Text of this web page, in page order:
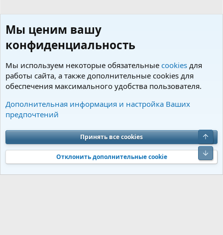
Пользователи
Cookies Charm by DCom
Обратная связь
Условия и правила
Политика конфиденциальности
Помощь
S
S
Community platform by XenForo® © 2010-2026 XenForo Ltd. Перевод от
Jumuro®|Media embeds via s9e/MediaSites
Мы ценим вашу
конфиденциальность
Мы используем некоторые обязательные cookies для
работы сайта, а также дополнительные cookies для
обеспечения максимального удобства пользователя.
Дополнительная информация и настройка Ваших
предпочтений
Принять все cookies
Отклонить дополнительные cookie
Верх
Низ